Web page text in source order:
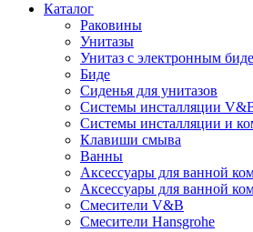
Каталог
Раковины
Унитазы
Унитаз с электронным биде
Биде
Сиденья для унитазов
Системы инсталляции
Системы инсталляции и
Клавиши смыва
Ванны
Аксессуары для ванной
Аксессуары для ванной
Смесители V&B
Смесители Hansgrohe